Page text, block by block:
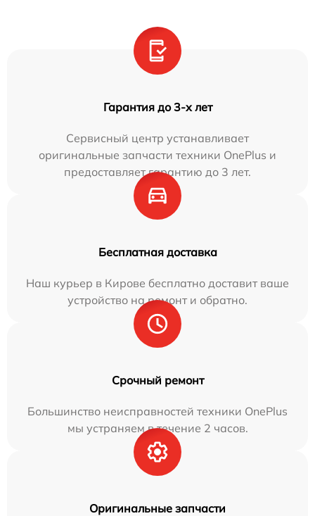
Гарантия до 3-х лет
Сервисный центр устанавливает
оригинальные запчасти техники OnePlus и
предоставляет гарантию до 3 лет.
Бесплатная доставка
Наш курьер в Кирове бесплатно доставит ваше
устройство на ремонт и обратно.
Срочный ремонт
Большинство неисправностей техники OnePlus
мы устраняем в течение 2 часов.
Оригинальные запчасти